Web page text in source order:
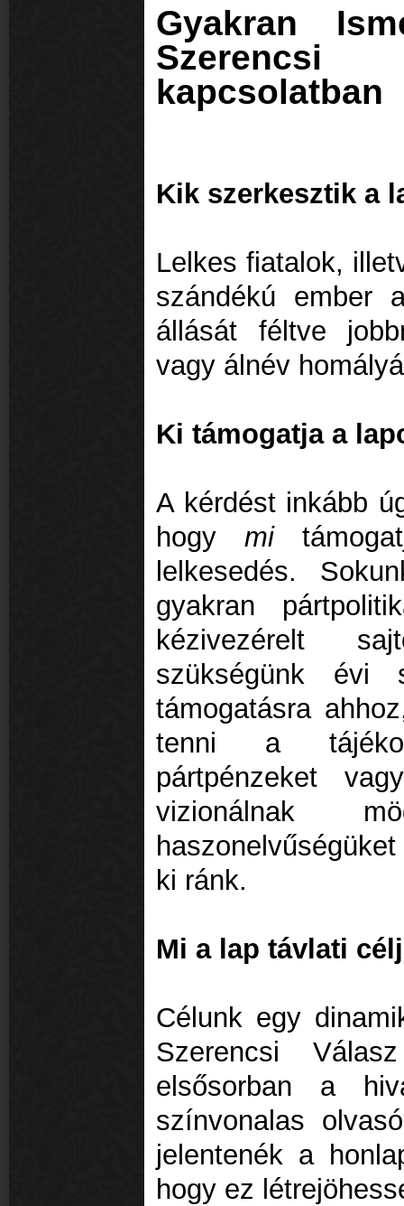
Gyakran
kapcsolatban
Kik szerkesztik a
Lelkes fiatalok,
szándékú ember
állását féltve
vagy álnév
Ki támogatja a
A kérdést inkább
hogy mi
lelkesedés.
gyakran
kézivezérelt
szükségünk évi
támogatásra
tenni a
pártpénzeket
vizionálnak
ki ránk.
Mi a lap távlati
Célunk egy
Szerencsi
elsősorban a
színvonalas
jelentenék a
hogy ez